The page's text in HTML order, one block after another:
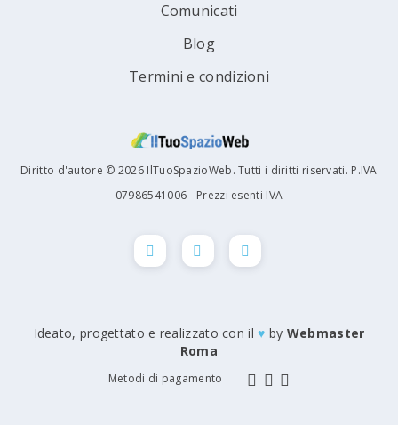
Comunicati
Blog
Termini e condizioni
Diritto d'autore © 2026 IlTuoSpazioWeb. Tutti i diritti riservati. P.IVA
07986541006 - Prezzi esenti IVA
Ideato, progettato e realizzato con il♥ by Webmaster
Roma
Metodi di pagamento